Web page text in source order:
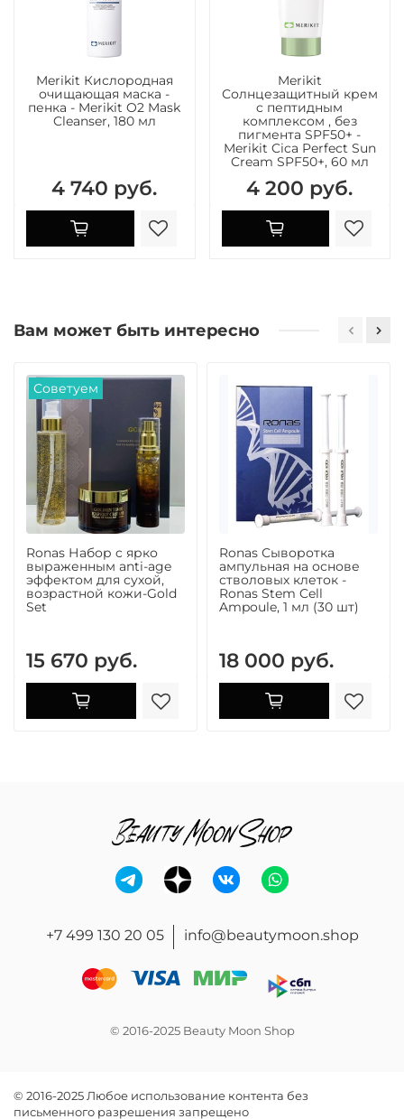
Merikit Кислородная
очищающая маска -
пенка - Merikit O2 Mask
Cleanser, 180 мл
4 740 руб.
Merikit
Солнцезащитный крем
c пептидным
комплексом , без
пигмента SPF50+ -
Merikit Cica Perfect Sun
Cream SPF50+, 60 мл
4 200 руб.
Вам может быть интересно
Советуем
Ronas Набор c ярко
выраженным anti-age
эффектом для сухой,
возрастной кожи-Gold
Set
15 670 руб.
Ronas Сыворотка
ампульная на основе
стволовых клеток -
Ronas Stem Cell
Ampoule, 1 мл (30 шт)
18 000 руб.
+7 499 130 20 05 info@beautymoon.shop
© 2016-2025 Beauty Moon Shop
© 2016-2025 Любое использование контента без
письменного разрешения запрещено